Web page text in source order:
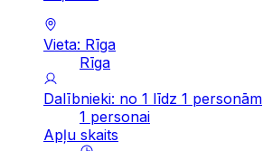
Vieta: Rīga
Rīga
Dalībnieki: no 1 līdz 1 personām
1 personai
Apļu skaits